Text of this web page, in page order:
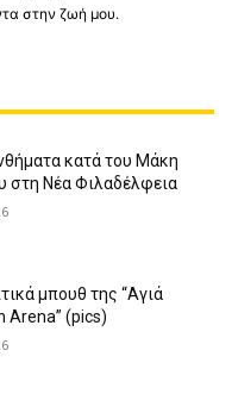
στην ζωή μου.
κατά του Μάκη
στη Νέα Φιλαδέλφεια
μπουθ της “Αγιά
Arena” (pics)